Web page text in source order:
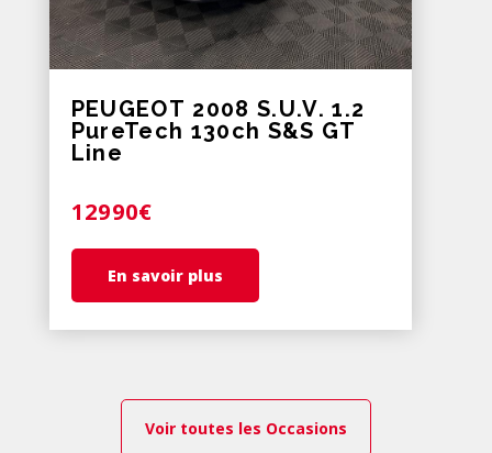
PEUGEOT 2008 S.U.V. 1.2
PureTech 130ch S&S GT
Line
12990€
En savoir plus
Voir toutes les Occasions